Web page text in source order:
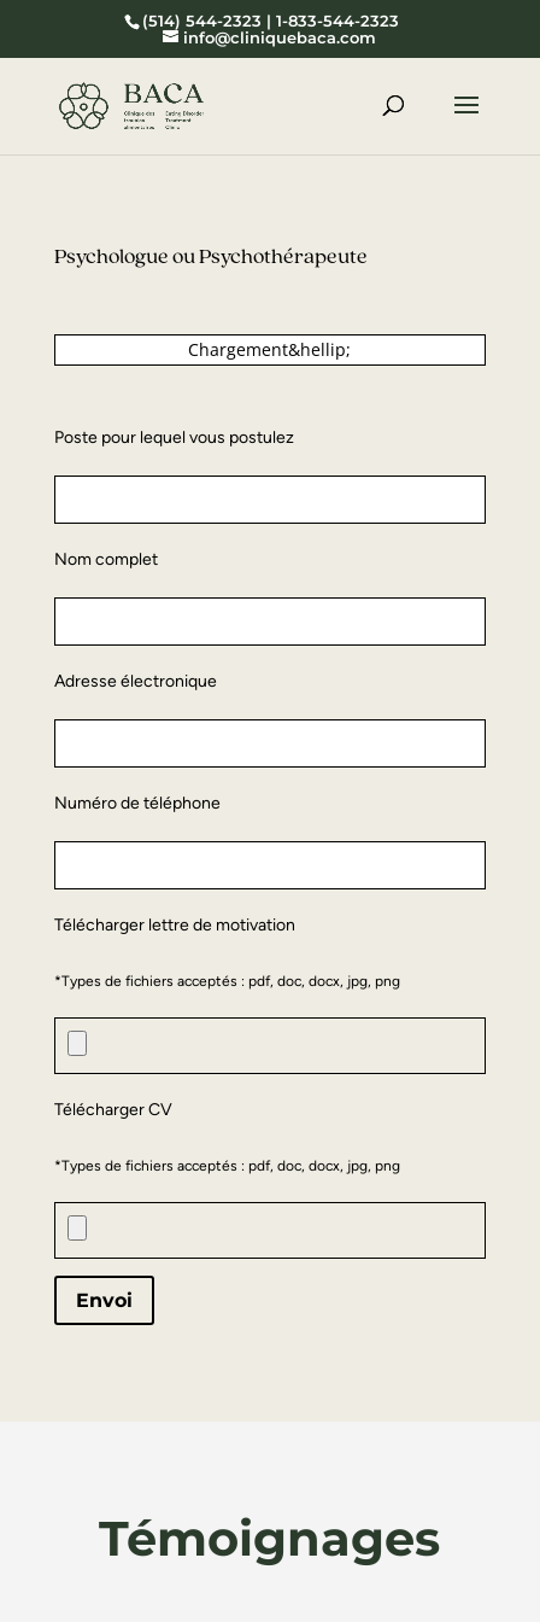
(514) 544-2323 | 1-833-544-2323
info@cliniquebaca.com
Psychologue ou Psychothérapeute
Chargement&hellip;
Poste pour lequel vous postulez
Nom complet
Adresse électronique
Numéro de téléphone
Télécharger lettre de motivation
*Types de fichiers acceptés : pdf, doc, docx, jpg, png
Télécharger CV
*Types de fichiers acceptés : pdf, doc, docx, jpg, png
Envoi
Témoignages